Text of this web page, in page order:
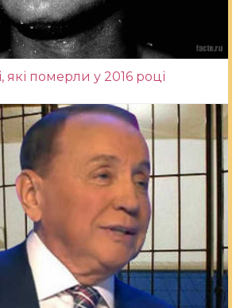
які померли у 2016 році